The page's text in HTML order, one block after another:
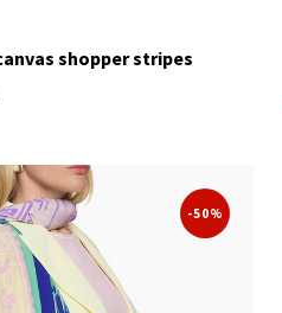
shopper stripes
-50%